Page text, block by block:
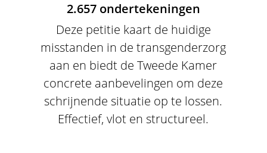
2.657 ondertekeningen
Deze petitie kaart de huidige
misstanden in de transgenderzorg
aan en biedt de Tweede Kamer
concrete aanbevelingen om deze
schrijnende situatie op te lossen.
Effectief, vlot en structureel.